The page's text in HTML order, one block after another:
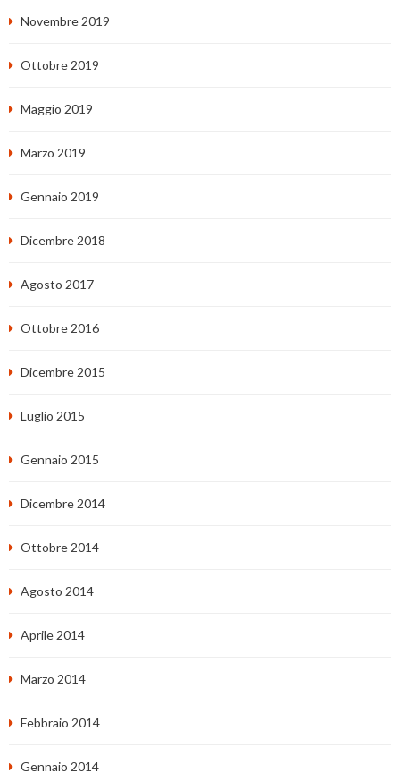
Novembre 2019
Ottobre 2019
Maggio 2019
Marzo 2019
Gennaio 2019
Dicembre 2018
Agosto 2017
Ottobre 2016
Dicembre 2015
Luglio 2015
Gennaio 2015
Dicembre 2014
Ottobre 2014
Agosto 2014
Aprile 2014
Marzo 2014
Febbraio 2014
Gennaio 2014